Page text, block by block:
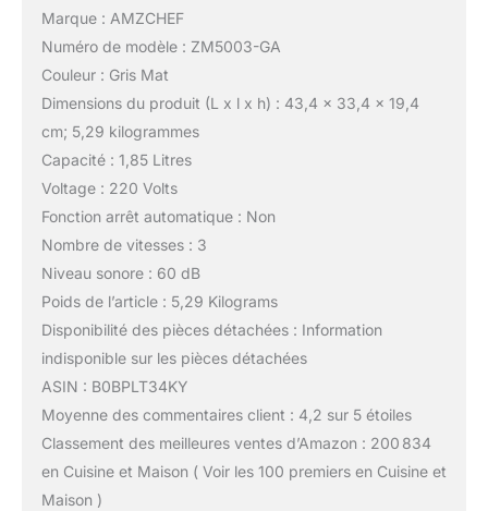
Marque : AMZCHEF
Numéro de modèle : ZM5003-GA
Couleur : Gris Mat
Dimensions du produit (L x l x h) : 43,4 x 33,4 x 19,4
cm; 5,29 kilogrammes
Capacité : 1,85 Litres
Voltage : 220 Volts
Fonction arrêt automatique : Non
Nombre de vitesses : 3
Niveau sonore : 60 dB
Poids de l’article : 5,29 Kilograms
Disponibilité des pièces détachées : Information
indisponible sur les pièces détachées
ASIN : B0BPLT34KY
Moyenne des commentaires client : 4,2 sur 5 étoiles
Classement des meilleures ventes d’Amazon : 200 834
en Cuisine et Maison ( Voir les 100 premiers en Cuisine et
Maison )